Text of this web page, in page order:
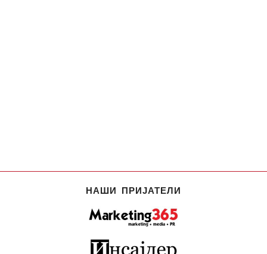
НАШИ ПРИЈАТЕЛИ